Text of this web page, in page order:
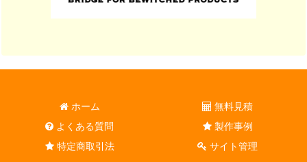
ホーム
無料見積
よくある質問
製作事例
特定商取引法
サイト管理